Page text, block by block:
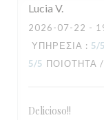
Lucia V
2026-07-22 -
ΥΠΗΡΕΣΊΑ : 5/5
5/5 ΠΟΙΌΤΗΤΑ
Delicioso!!